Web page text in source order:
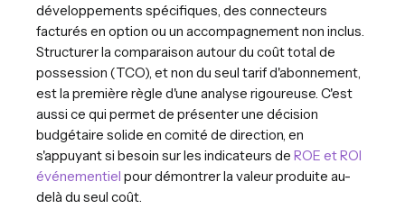
développements spécifiques, des connecteurs
facturés en option ou un accompagnement non inclus.
Structurer la comparaison autour du coût total de
possession (TCO), et non du seul tarif d'abonnement,
est la première règle d'une analyse rigoureuse. C'est
aussi ce qui permet de présenter une décision
budgétaire solide en comité de direction, en
s'appuyant si besoin sur les indicateurs de ROE et ROI
événementiel pour démontrer la valeur produite au-
delà du seul coût.